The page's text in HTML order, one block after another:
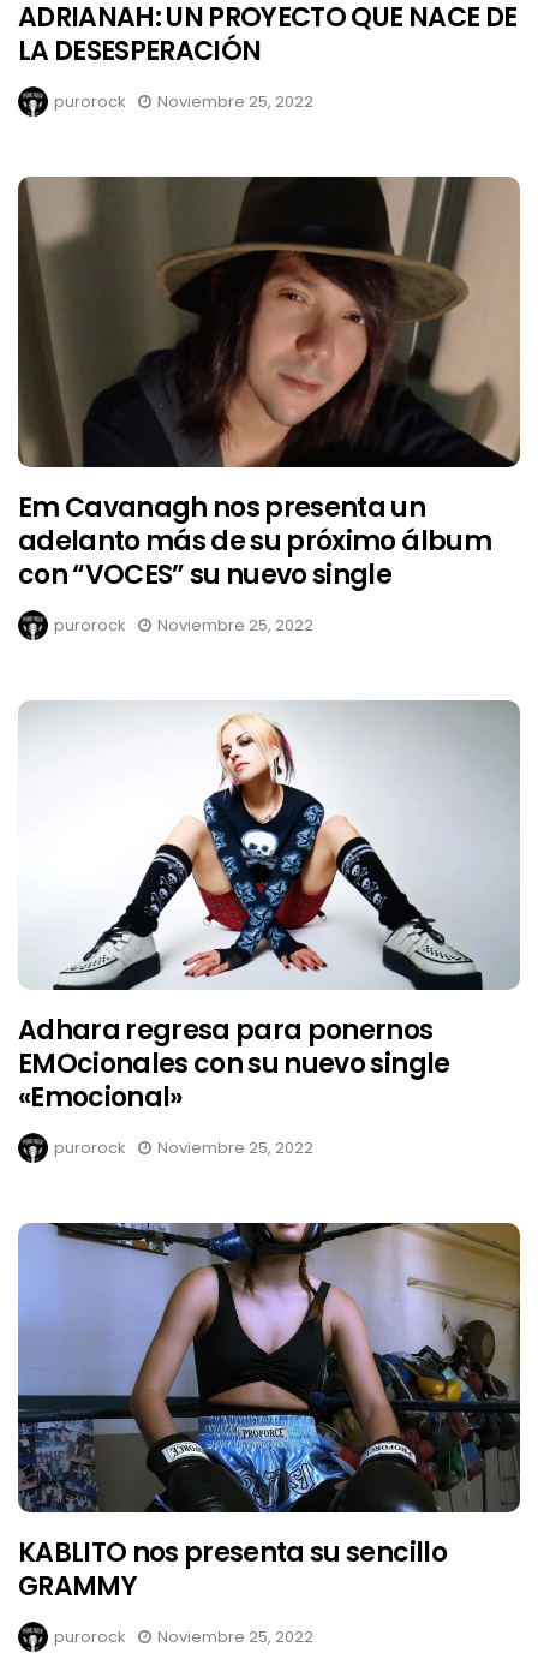
ADRIANAH: UN PROYECTO QUE NACE DE
LA DESESPERACIÓN
purorock Noviembre 25, 2022
Em Cavanagh nos presenta un
adelanto más de su próximo álbum
con “VOCES” su nuevo single
purorock Noviembre 25, 2022
Adhara regresa para ponernos
EMOcionales con su nuevo single
«Emocional»
purorock Noviembre 25, 2022
KABLITO nos presenta su sencillo
GRAMMY
purorock Noviembre 25, 2022